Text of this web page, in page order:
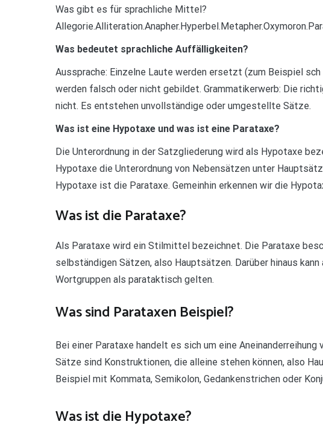
Was gibt es für sprachliche Mittel?
Was bedeutet sprachliche Auffälligkeiten?
Aussprache: Einzelne Laute werden ersetzt (zum Beispiel sch
werden falsch oder nicht gebildet. Grammatikerwerb: Die
nicht. Es entstehen unvollständige oder umgestellte Sätze.
Was ist eine Hypotaxe und was ist eine Parataxe?
Die Unterordnung in der Satzgliederung wird als Hypotaxe
Hypotaxe die Unterordnung von Nebensätzen unter
Hypotaxe ist die Parataxe. Gemeinhin erkennen wir die
Was ist die Parataxe?
Als Parataxe wird ein Stilmittel bezeichnet. Die Parataxe
selbständigen Sätzen, also Hauptsätzen. Darüber hinaus kann
Wortgruppen als parataktisch gelten.
Was sind Parataxen Beispiel?
Bei einer Parataxe handelt es sich um eine
Sätze sind Konstruktionen, die alleine stehen können, also
Beispiel mit Kommata, Semikolon, Gedankenstrichen oder
Was ist die Hypotaxe?